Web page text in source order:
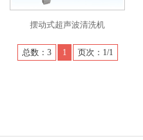
摆动式超声波清洗机
总数：3 1 页次：1/1